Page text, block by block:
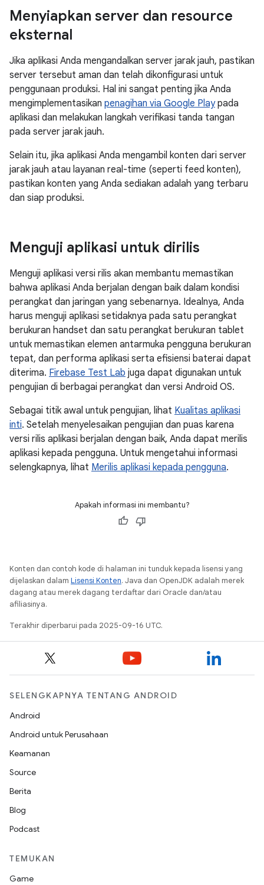
Menyiapkan server dan resource
eksternal
Jika aplikasi Anda mengandalkan server jarak jauh, pastikan
server tersebut aman dan telah dikonfigurasi untuk
penggunaan produksi. Hal ini sangat penting jika Anda
mengimplementasikan penagihan via Google Playpada
aplikasi dan melakukan langkah verifikasi tanda tangan
pada server jarak jauh.
Selain itu, jika aplikasi Anda mengambil konten dari server
jarak jauh atau layanan real-time (seperti feed konten),
pastikan konten yang Anda sediakan adalah yang terbaru
dan siap produksi.
Menguji aplikasi untuk dirilis
Menguji aplikasi versi rilis akan membantu memastikan
bahwa aplikasi Anda berjalan dengan baik dalam kondisi
perangkat dan jaringan yang sebenarnya. Idealnya, Anda
harus menguji aplikasi setidaknya pada satu perangkat
berukuran handset dan satu perangkat berukuran tablet
untuk memastikan elemen antarmuka pengguna berukuran
tepat, dan performa aplikasi serta efisiensi baterai dapat
diterima. Firebase Test Lab juga dapat digunakan untuk
pengujian di berbagai perangkat dan versi Android OS.
Sebagai titik awal untuk pengujian, lihat Kualitas aplikasi
inti. Setelah menyelesaikan pengujian dan puas karena
versi rilis aplikasi berjalan dengan baik, Anda dapat merilis
aplikasi kepada pengguna. Untuk mengetahui informasi
selengkapnya, lihat Merilis aplikasi kepada pengguna.
Apakah informasi ini membantu?
Konten dan contoh kode di halaman ini tunduk kepada lisensi yang
dijelaskan dalam Lisensi Konten. Java dan OpenJDK adalah merek
dagang atau merek dagang terdaftar dari Oracle dan/atau
afiliasinya.
Terakhir diperbarui pada 2025-09-16 UTC.
SELENGKAPNYA TENTANG ANDROID
Android
Android untuk Perusahaan
Keamanan
Source
Berita
Blog
Podcast
TEMUKAN
Game